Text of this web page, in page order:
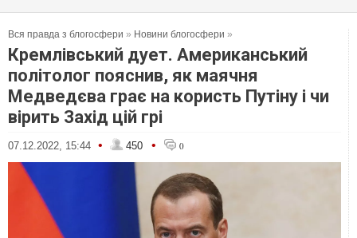
Вся правда з блогосфери » Новини блогосфери »
Кремлівський дует. Американський
політолог пояснив, як маячня
Медведєва грає на користь Путіну і чи
вірить Захід цій грі
07.12.2022, 15:44 • 450 • 0